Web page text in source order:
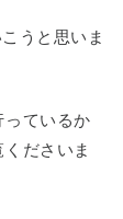
うと思いま
っているか
ださいま